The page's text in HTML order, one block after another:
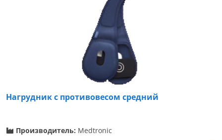
Нагрудник с противовесом средний
Производитель: Medtronic